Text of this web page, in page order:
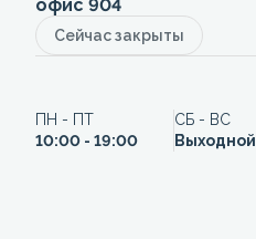
офис 904
Сейчас закрыты
ПН - ПТ
10:00 - 19:00
СБ - ВС
Выходной